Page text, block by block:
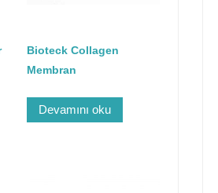
Bioteck Collagen
Membran
Devamını oku